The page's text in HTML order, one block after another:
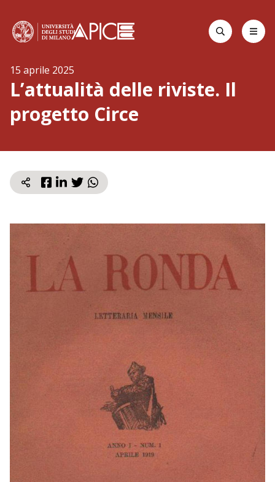
Cerca
15 aprile 2025
L’attualità delle riviste. Il
progetto Circe